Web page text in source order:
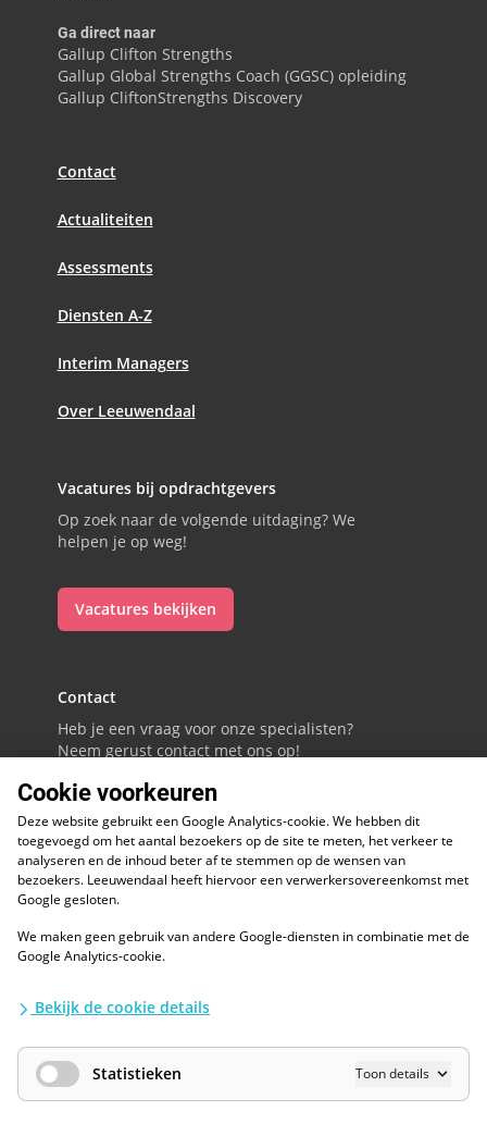
Ga direct naar
Gallup Clifton Strengths
Gallup Global Strengths Coach (GGSC) opleiding
Gallup CliftonStrengths Discovery
Contact
Actualiteiten
Assessments
Diensten A-Z
Interim Managers
Over Leeuwendaal
Contact
Heb je een vraag voor onze specialisten?
Neem gerust contact met ons op!
088 - 0086800
Volg ons op LinkedIn
Vacatures bij opdrachtgevers
Op zoek naar de volgende uitdaging? We
helpen je op weg!
Vacatures bekijken
ESG
Diversiteit en inclusie
Algemene voorwaarden
Waarborgen privacy en informatiebeveiliging
AI / LLM
Privacybescherming
Cookie voorkeuren
Deze website gebruikt een Google Analytics-cookie. We hebben dit
toegevoegd om het aantal bezoekers op de site te meten, het verkeer te
analyseren en de inhoud beter af te stemmen op de wensen van
bezoekers. Leeuwendaal heeft hiervoor een verwerkersovereenkomst met
Google gesloten.
We maken geen gebruik van andere Google-diensten in combinatie met de
Google Analytics-cookie.
Bekijk de cookie details
Statistieken Toon details